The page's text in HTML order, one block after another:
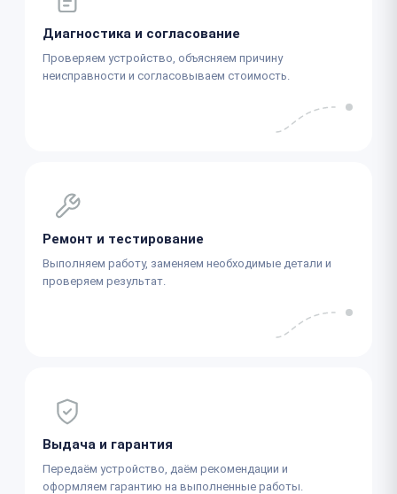
Диагностика и согласование
Проверяем устройство, объясняем причину
неисправности и согласовываем стоимость.
Ремонт и тестирование
Выполняем работу, заменяем необходимые детали и
проверяем результат.
Выдача и гарантия
Передаём устройство, даём рекомендации и
оформляем гарантию на выполненные работы.